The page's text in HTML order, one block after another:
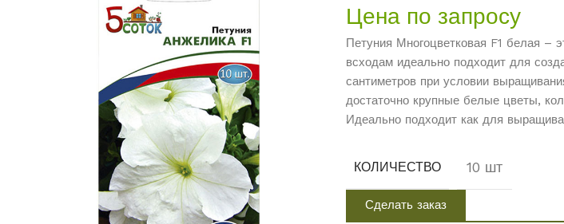
Цена по запросу
Петуния Многоцветковая F1 белая –
всходам идеально подходит для
сантиметров при условии
достаточно крупные белые цветы,
Идеально подходит как для
КОЛИЧЕСТВО 10 шт
Сделать заказ